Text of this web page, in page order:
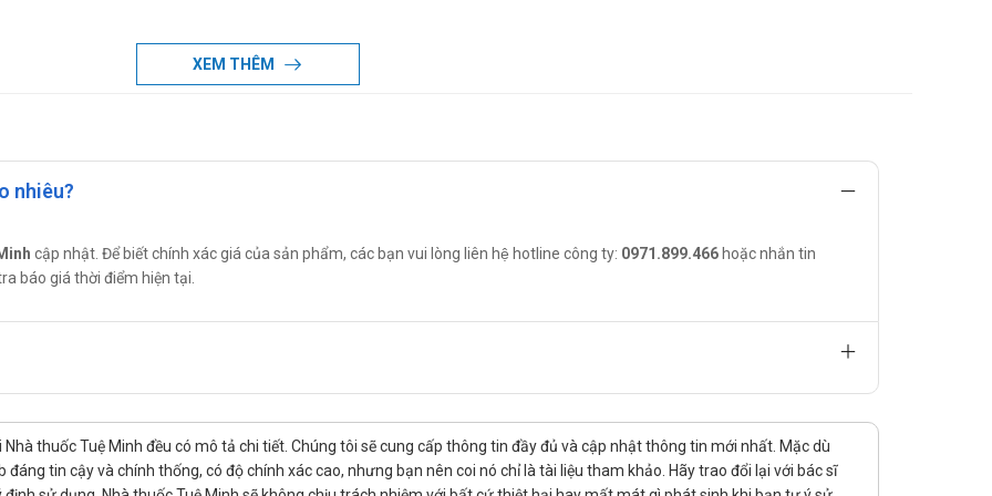
Thể tích xấp xỉ sau khi pha: 11,4ml; Nồng độ xấp xỉ: 90mg/ml
100ml; Thể tích xấp xỉ sau khi pha: 50-100ml; Nồng độ xấp xỉ: 20-10mg/ml
mạch có thể được dùng trực tiếp bằng cách tiêm tĩnh mạch chậm (3-5 phút) hoặc tiêm vào bộ ống của dịch truyền hoặc
dung dịch lidocain hydrochloride 0,5% hoặc 1%.
natri chloride 0,9% (có hoặc không có phối hợp với glucose 5%), glucose 5% hoặc 10%, dung dịch Ringer (có hoặc
sinh khác với điều kiện là không được pha chung trong cùng ống tiêm, trong cùng một dịch truyền hay tiêm cùng một
có thể có màu vàng hổ phách, điều này không có nghĩa là thuốc mất hoạt tính.
Arginine.
XEM THÊM
nhiêu?
cập nhật. Để biết chính xác giá của sản phẩm, các bạn vui lòng liên hệ hotline công ty: 0971.899.466 hoặc nhắn tin
báo giá thời điểm hiện tại.
thuốc Tuệ Minh đều có mô tả chi tiết. Chúng tôi sẽ cung cấp thông tin đầy đủ và cập nhật thông tin mới nhất. Mặc dù
tin cậy và chính thống, có độ chính xác cao, nhưng bạn nên coi nó chỉ là tài liệu tham khảo. Hãy trao đổi lại với bác sĩ